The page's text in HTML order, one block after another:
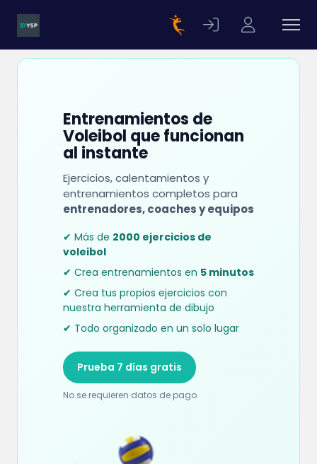
Entrenamientos de
Voleibol que funcionan
al instante
Ejercicios, calentamientos y
entrenamientos completos para
entrenadores, coaches y equipos
✔ Más de 2000 ejercicios de
voleibol
✔ Crea entrenamientos en 5 minutos
✔ Crea tus propios ejercicios con
nuestra herramienta de dibujo
✔ Todo organizado en un solo lugar
Prueba 7 días gratis
No se requieren datos de pago